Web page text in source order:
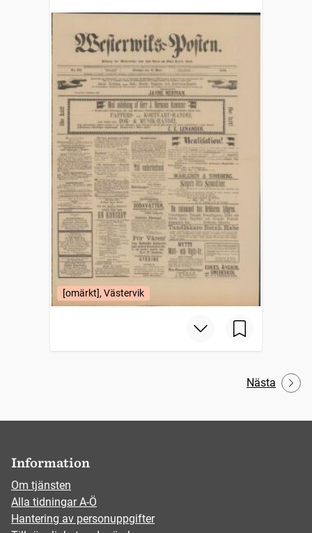
[omärkt], Västervik
Nästa
Information
Om tjänsten
Alla tidningar A-Ö
Hantering av personuppgifter